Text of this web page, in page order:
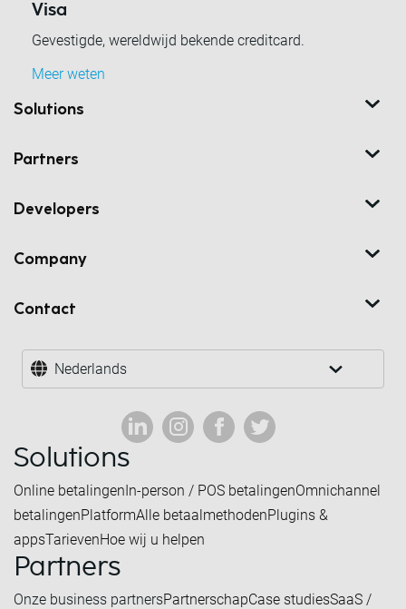
Visa
Gevestigde, wereldwijd bekende creditcard.
Meer weten
Solutions
Partners
Developers
Company
Contact
Nederlands
Solutions
Online betalingenIn-person / POS betalingenOmnichannel
betalingenPlatformAlle betaalmethodenPlugins &
appsTarievenHoe wij u helpen
Partners
Onze business partnersPartnerschapCase studiesSaaS /